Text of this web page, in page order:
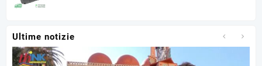
Ultime notizie